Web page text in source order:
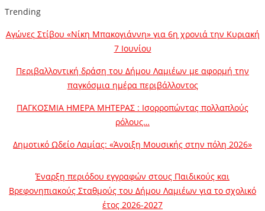
Trending
Αγώνες Στίβου «Νίκη Μπακογιάννη» για 6η χρονιά την Κυριακή
7 Ιουνίου
Περιβαλλοντική δράση του Δήμου Λαμιέων με αφορμή την
παγκόσμια ημέρα περιβάλλοντος
ΠΑΓΚΟΣΜΙΑ ΗΜΕΡΑ ΜΗΤΕΡΑΣ : Ισορροπώντας πολλαπλούς
ρόλους…
Δημοτικό Ωδείο Λαμίας: «Άνοιξη Μουσικής στην πόλη 2026»
Έναρξη περιόδου εγγραφών στους Παιδικούς και
Βρεφονηπιακούς Σταθμούς του Δήμου Λαμιέων για το σχολικό
έτος 2026-2027